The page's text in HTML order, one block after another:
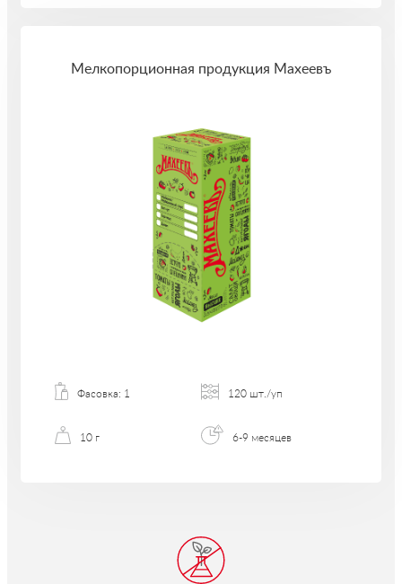
Мелкопорционная продукция Махеевъ
Фасовка: 1 120 шт./уп
10 г 6-9 месяцев